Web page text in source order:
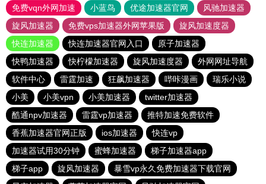
免费vqn外网加速
小蓝鸟 优途加速器官网
风驰加速器
旋风加速器
免费vps加速器外网苹果版
旋风加速度器
快连加速器
快连加速器官网入口
原子加速器
快鸭加速器
快柠檬加速器 旋风加速度器
外网网址导航
软件中心
雷霆加速 狂飙加速器 哔咔漫画
瑞乐小说
小美
小美vpn 小美加速器
twitter加速器
酷通npv加速器
雷霆vp加速器
推特加速免费软件
香蕉加速器官网正版
ios加速器
快连vp
加速器试用30分钟
蜜蜂加速器
梯子加速器app
梯子app
旋风加速器
暴雪vp永久免费加速器下载官网